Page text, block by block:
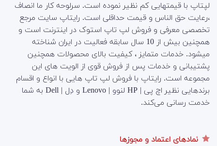
لپتاپ با قیمتهایی کم نظیر نموده است. سرلوحه کار ما انصاف
،رعایت حق الناس و قیمت حداقلی است. رایتاپ سایت مرجع
تخصصی معرفی و فروش لپ تاپ استوک در اینترنت است و
همچنین بیش از 10 سال سابقه فعالیت در ایران شناخته
میشود. خدمات متمایز ، کیفیت بالای محصولات همچنین
پشتیبانی و خدمات پس از فروش قوی از الویت های این
مجموعه است. رایتاپ با فروش لپ تاپ هایی با انواع و اقسام
برندهایی نظیر اچ پی | HP لنوو | Lenovo و دِل | Dell به شما
خدمت رسانی می‌کند.
نمادهای اعتماد و مجوزها